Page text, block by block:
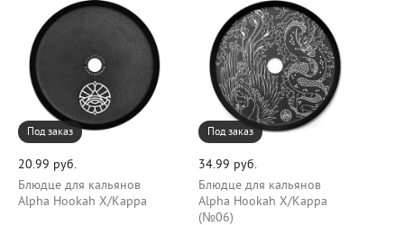
Под заказ
20.99 руб.
Блюдце для кальянов
Alpha Hookah Х/Карра
Под заказ
34.99 руб.
Блюдце для кальянов
Alpha Hookah Х/Карра
(№06)